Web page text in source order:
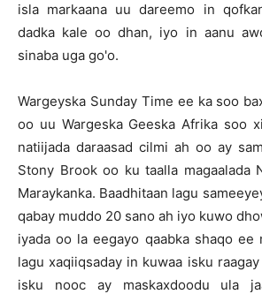
isla markaana uu dareemo in
dadka kale oo dhan, iyo in aanu
sinaba uga go'o.
Wargeyska Sunday Time ee ka soo
oo uu Wargeska Geeska Afrika soo
natiijada daraasad cilmi ah oo ay
Stony Brook oo ku taalla magaalada
Maraykanka. Baadhitaan lagu
qabay muddo 20 sano ah iyo kuwo
iyada oo la eegayo qaabka shaqo ee
lagu xaqiiqsaday in kuwaa isku
isku nooc ay maskaxdoodu ula